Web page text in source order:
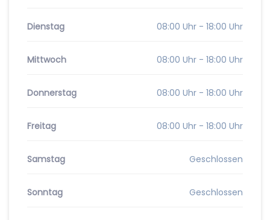
Dienstag 08:00 Uhr - 18:00 Uhr
Mittwoch 08:00 Uhr - 18:00 Uhr
Donnerstag 08:00 Uhr - 18:00 Uhr
Freitag 08:00 Uhr - 18:00 Uhr
Samstag Geschlossen
Sonntag Geschlossen